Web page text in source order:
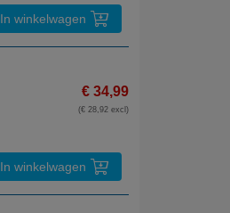
In winkelwagen
€ 34,99
(€ 28,92 excl)
In winkelwagen